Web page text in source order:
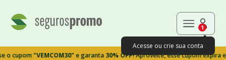
1
Acesse ou crie sua conta
"VEMCOM30"e garanta30% OFF!Aproveite, esse cupom expira em